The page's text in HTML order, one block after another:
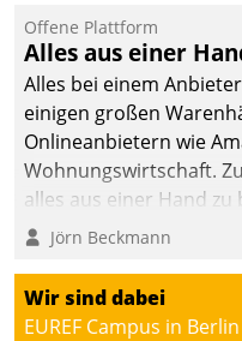
einsehen und ändern
oder
Schadensmeldungen
abgeben – rund um die
Uhr.
Offene Plattform
Alles aus einer
Alles bei einem
einigen großen
Onlineanbietern wie
Wohnungswirtschaft.
alles aus einer Hand zu
Jörn Beckmann
Wir sind dabei
EUREF Campus in Berlin